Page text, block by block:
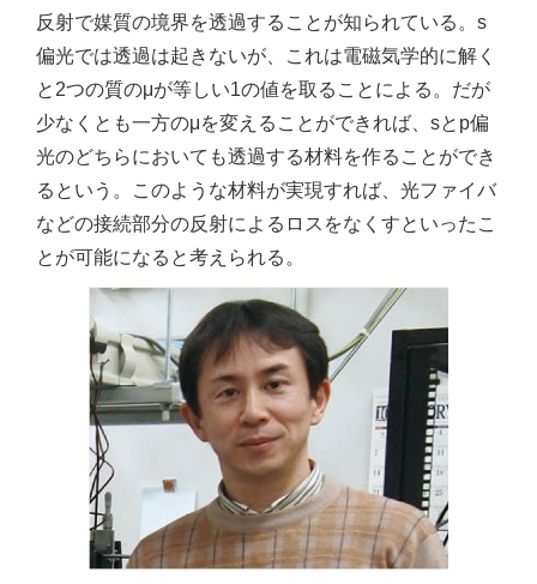
反射で媒質の境界を透過することが知られている。s
偏光では透過は起きないが、これは電磁気学的に解く
と2つの質のμが等しい1の値を取ることによる。だが
少なくとも一方のμを変えることができれば、sとp偏
光のどちらにおいても透過する材料を作ることができ
るという。このような材料が実現すれば、光ファイバ
などの接続部分の反射によるロスをなくすといったこ
とが可能になると考えられる。